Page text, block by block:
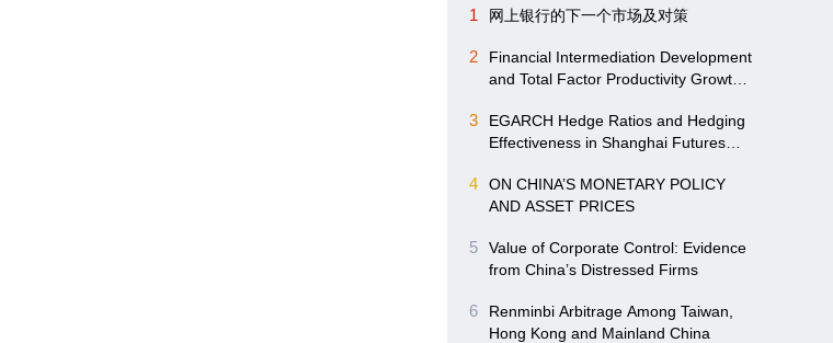
1 网上银行的下一个市场及对策
2
Financial Intermediation Development
and Total Factor Productivity Growth:
provincial Panel Data
3
EGARCH Hedge Ratios and Hedging
Effectiveness in Shanghai Futures
4
ON CHINA’S MONETARY POLICY
AND ASSET PRICES
5
Value of Corporate Control: Evidence
from China’s Distressed Firms
6
Renminbi Arbitrage Among Taiwan,
Hong Kong and Mainland China